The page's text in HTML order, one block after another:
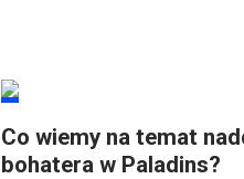
Co wiemy na temat
bohatera w Paladins?